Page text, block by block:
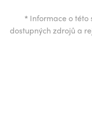
* Informace o této
dostupných zdrojů a